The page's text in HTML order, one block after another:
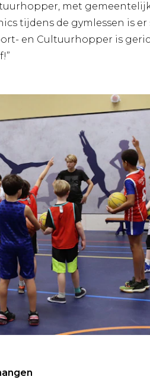
met
tijdens de gymlessen is
en Cultuurhopper is